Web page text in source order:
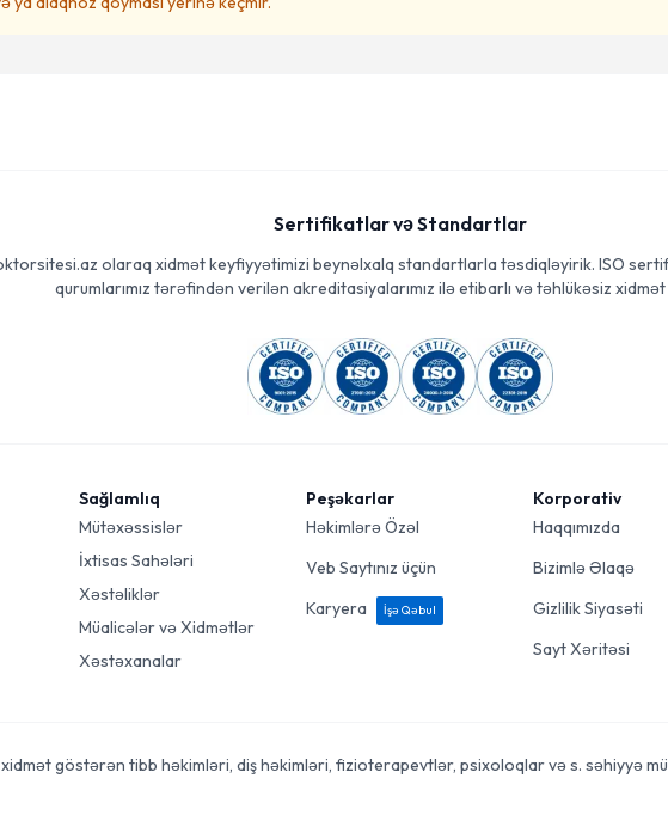
Sertifikatlar və Standartlar
olaraq xidmət keyfiyyətimizi beynəlxalq standartlarla təsdiqləyirik. ISO
qurumlarımız tərəfindən verilən akreditasiyalarımız ilə etibarlı və təhlükəsiz
Sağlamlıq
Mütəxəssislər
İxtisas Sahələri
Xəstəliklər
Müalicələr və Xidmətlər
Xəstəxanalar
Peşəkarlar
Həkimlərə Özəl
Veb Saytınız üçün
Karyera
İşə Qəbul
Korporativ
Haqqımızda
Bizimlə Əlaqə
Gizlilik Siyasəti
Sayt Xəritəsi
göstərən tibb həkimləri, diş həkimləri, fizioterapevtlər, psixoloqlar və s. səhiyyə